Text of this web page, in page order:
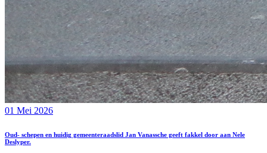
01 Mei 2026
Oud- schepen en huidig gemeenteraadslid Jan Vanassche geeft fakkel door aan Nele
Deslyper.